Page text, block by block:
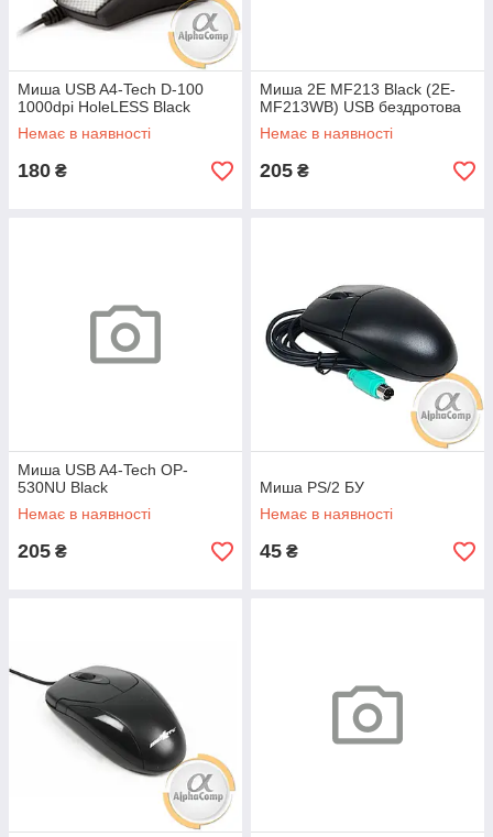
Миша USB A4-Tech D-100
1000dpi HoleLESS Black
Немає в наявності
180 ₴
Миша 2E MF213 Black (2E-
MF213WB) USB бездротова
Немає в наявності
205 ₴
Миша USB A4-Tech OP-
530NU Black
Немає в наявності
205 ₴
Миша PS/2 БУ
Немає в наявності
45 ₴